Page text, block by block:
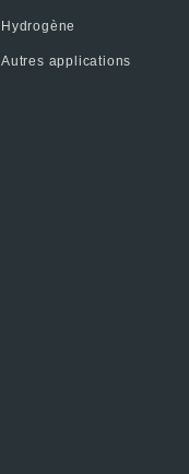
Hydrogène
Autres applications